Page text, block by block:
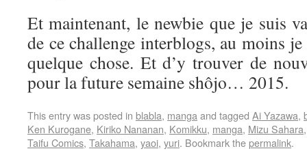
Et maintenant, le newbie que je suis
de ce challenge interblogs, au moins
quelque chose. Et d’y trouver de
pour la future semaine shôjo… 2015.
This entry was posted in blabla, mangaand tagged Ai Yazawa,
Ken Kurogane, Kiriko Nananan, Komikku, manga, Mizu Sahara
Taifu Comics, Takahama, yaoi, yuri. Bookmark thepermalink.